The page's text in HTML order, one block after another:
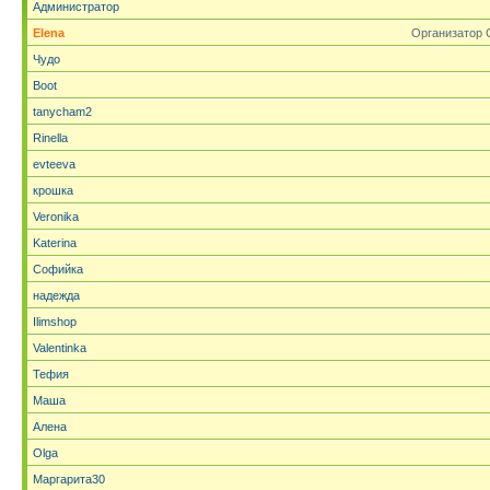
Администратор
Организатор
Elena
Чудо
Boot
tanycham2
Rinella
evteeva
крошка
Veronika
Katerina
Софийка
надежда
Ilimshop
Valentinka
Тефия
Маша
Алена
Olga
Маргарита30